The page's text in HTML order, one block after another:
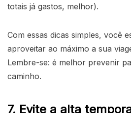
totais já gastos, melhor).
Com essas dicas simples, você
aproveitar ao máximo a sua
Lembre-se: é melhor prevenir
caminho.
7. Evite a alta